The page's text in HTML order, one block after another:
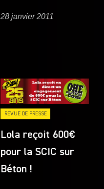
28 janvier 2011
REVUE DE PRESSE
Lola reçoit 600€
pour la SCIC sur
Béton !